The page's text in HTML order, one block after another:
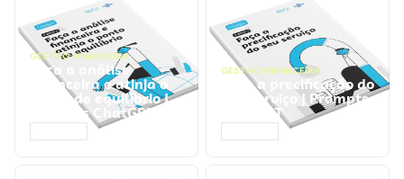
GESTÃO FINANCEIRA
Faça a análise
financeira e atinja o
ponto de equilíbrio |
Prompts ChatGPT
GESTÃO FINANCEIRA
Faça a precificação do
seu serviço | Prompts
ChatGPT